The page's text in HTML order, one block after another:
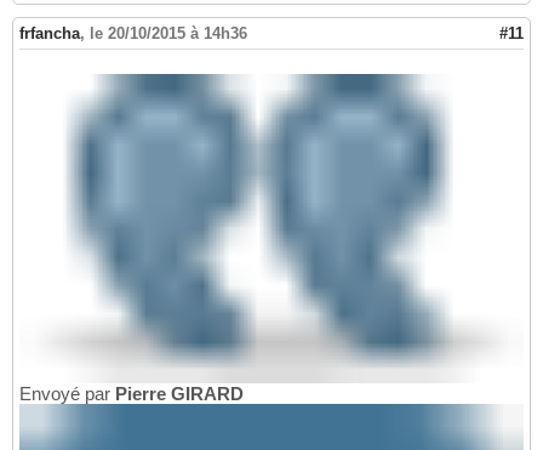
frfancha, le 20/10/2015 à 14h36 #11
Envoyé par Pierre GIRARD